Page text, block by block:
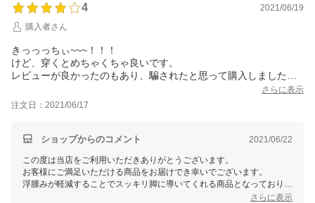
お尻はまるで鍛えたようにぷりっと丸く収まりびっくりです。ジ
ーンズの後ろ姿を見た主人が「別人のケツだよ」
これはすごいです、
さっそく追加で購入です。
もし可能ならもう少し小さいサイズも作ってください、
履いて慣れてしまうとちょっと物足りなく感じてます（すみませ
ん）
履き切ったあとに中に手を入れて、自分の理想の形に整えるのお
4
2021/06/19
購入者さん
きっっっちぃ~~~！！！
けど、穿くとめちゃくちゃ良いです。
レビューが良かったのもあり、騙されたと思って購入しました
高いお金出して買ってた過去が馬鹿みたい。
丈は、伸縮性がかなり良いので全く心配ないです。
す。
ちなみに穿く前と穿いた後では明らかに細くなります。メジャー
が無いので数字は分かりませんが、いつも穿いてるヨガパンツに
さらに表示
注文日：2021/06/17
ショップからのコメント 2021/06/22
この度は当店をご利用いただきありがとうございます。
お客様にご満足いただける商品をお届けでき幸いでございます。
浮腫みが軽減することでスッキリ脚に導いてくれる商品となっておりま
さらに表示